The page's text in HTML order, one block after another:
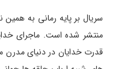
منتشر شده است. ماجرای
قدرت خدایان در دنیای مدرن